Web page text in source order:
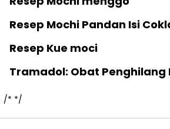
Resep Mochi Pandan Isi
Resep Kue moci
Tramadol: Obat Penghilang
/* */